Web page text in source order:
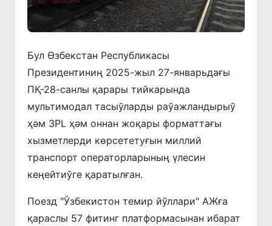
Бул Өзбекстан Республикасы
Президентиниң 2025-жыл 27-январьдағы
ПҚ-28-санлы қарары тийкарында
мультимодал тасыўларды раўажландырыў
ҳәм 3PL ҳәм оннан жоқары форматтағы
хызметлерди көрсететуғын миллий
транспорт операторларының үлесин
кеңейтиўге қаратылған.
Поезд "Ўзбекистон темир йўллари" АЖға
қараслы 57 фитинг платформасынан ибарат